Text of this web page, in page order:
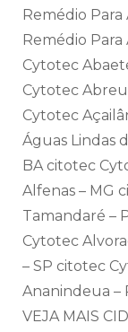
Remédio
Remédio
Cytotec
Cytotec
Cytotec
Águas Lindas
BA citotec
Alfenas – MG
Tamandaré –
Cytotec
– SP citotec
Ananindeua –
VEJA MAIS